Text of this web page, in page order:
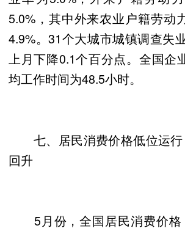
5.0%，其中外来农业户籍劳动
4.9%。31个大城市城镇调查失
上月下降0.1个百分点。全国企
均工作时间为48.5小时。
七、居民消费价格低位运行
回升
5月份，全国居民消费价格